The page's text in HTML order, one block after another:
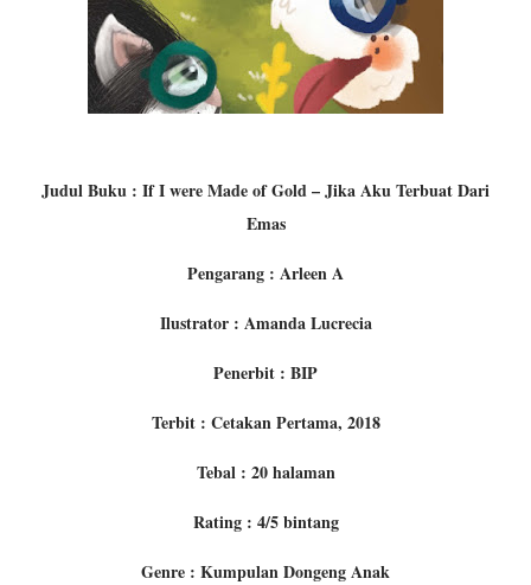
Judul Buku : If I were Made of Gold – Jika Aku Terbuat Dari
Emas
Pengarang : Arleen A
Ilustrator : Amanda Lucrecia
Penerbit : BIP
Terbit : Cetakan Pertama, 2018
Tebal : 20 halaman
Rating : 4/5 bintang
Genre : Kumpulan Dongeng Anak